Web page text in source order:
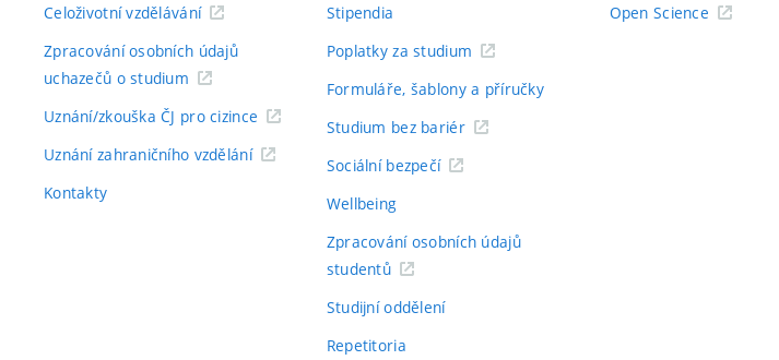
Celoživotní vzdělávání
Zpracování osobních údajů
uchazečů o studium
Uznání/zkouška ČJ pro cizince
Uznání zahraničního vzdělání
Kontakty
Stipendia
Poplatky za studium
Formuláře, šablony a příručky
Studium bez bariér
Sociální bezpečí
Wellbeing
Zpracování osobních údajů
studentů
Studijní oddělení
Repetitoria
Open Science